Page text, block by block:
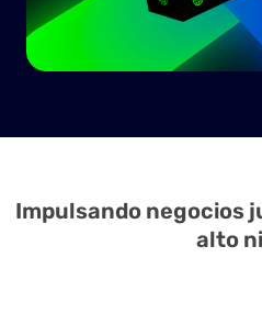
Impulsando negocios
alto